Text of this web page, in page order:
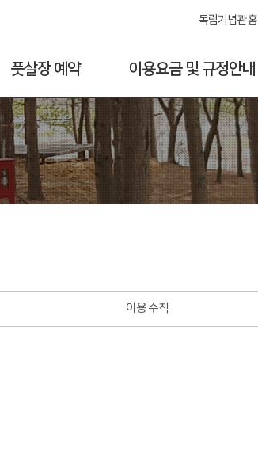
독립기념관 홈
풋살장 예약 이용요금 및 규정안내
이용 수칙